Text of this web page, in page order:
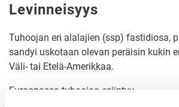
Levinneisyys
Tuhoojan eri alalajien (ssp) fastidiosa,
sandyi uskotaan olevan peräisin kukin
Väli- tai Etelä-Amerikkaa.
Euroopassa tuhoojaa esiintyy